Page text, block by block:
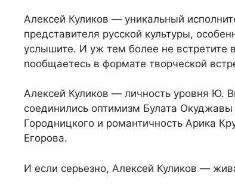
Алексей Куликов — уникальный
представителя русской культуры,
услышите. И уж тем более не встретите
пообщаетесь в формате творческой
Алексей Куликов — личность уровня Ю.
соединились оптимизм Булата
Городницкого и романтичность Арика
Егорова.
И если серьезно, Алексей Куликов —